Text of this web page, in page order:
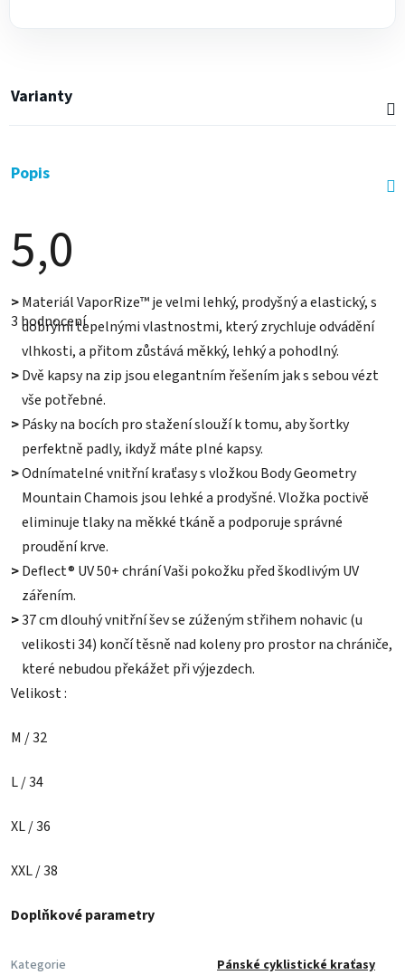
Varianty
Popis
5,0
Průměrné
hodnocení
produktu
5,0
z
5
hvězdiček.
3 hodnocení
>Materiál VaporRize™ je velmi lehký, prodyšný a elastický, s
dobrými tepelnými vlastnostmi, který zrychluje odvádění
vlhkosti, a přitom zůstává měkký, lehký a pohodlný.
>Dvě kapsy na zip jsou elegantním řešením jak s sebou vézt
vše potřebné.
>Pásky na bocích pro stažení slouží k tomu, aby šortky
perfektně padly, ikdyž máte plné kapsy.
>Odnímatelné vnitřní kraťasy s vložkou Body Geometry
Mountain Chamois jsou lehké a prodyšné. Vložka poctivě
eliminuje tlaky na měkké tkáně a podporuje správné
proudění krve.
>Deflect® UV 50+ chrání Vaši pokožku před škodlivým UV
zářením.
>37 cm dlouhý vnitřní šev se zúženým střihem nohavic (u
velikosti 34) končí těsně nad koleny pro prostor na chrániče,
které nebudou překážet při výjezdech.
Velikost :
M / 32
L / 34
XL / 36
XXL / 38
Doplňkové parametry
Kategorie Pánské cyklistické kraťasy